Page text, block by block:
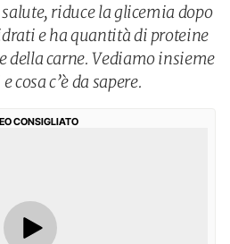
riduce la glicemia dopo
e ha quantità di proteine
della carne. Vediamo insieme
cosa c’è da sapere.
CONSIGLIATO